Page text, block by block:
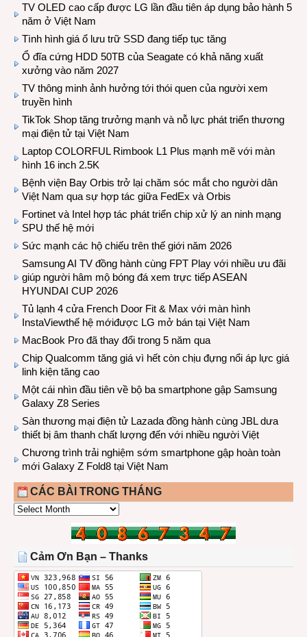
TV OLED cao cấp được LG lần đầu tiên áp dụng bảo hành 5
năm ở Việt Nam
Tình hình giá ổ lưu trữ SSD đang tiếp tục tăng
Ổ đĩa cứng HDD 50TB của Seagate có khả năng xuất
xưởng vào năm 2027
TV thông minh ảnh hưởng tới thói quen của người xem
truyền hình
TikTok Shop tăng trưởng mạnh và nỗ lực phát triển thương
mại điện tử tại Việt Nam
Laptop COLORFUL Rimbook L1 Plus mạnh mẽ với màn
hình 16 inch 2.5K
Bệnh viện Bay Orbis trở lại chăm sóc mắt cho người dân
Việt Nam qua sự hợp tác giữa FedEx và Orbis
Fortinet và Intel hợp tác phát triển chip xử lý an ninh mạng
SPU thế hệ mới
Sức mạnh các hộ chiếu trên thế giới năm 2026
Samsung AI TV đồng hành cùng FPT Play với nhiều ưu đãi
giúp người hâm mộ bóng đá xem trực tiếp ASEAN
HYUNDAI CUP 2026
Tủ lạnh 4 cửa French Door Fit & Max với màn hình
InstaViewthế hệ mớiđược LG mở bán tại Việt Nam
MacBook Pro đã thay đổi trong 5 năm qua
Chip Qualcomm tăng giá vì hết còn chịu đựng nổi áp lực giá
linh kiện tăng cao
Một cái nhìn đầu tiên về bộ ba smartphone gập Samsung
Galaxy Z8 Series
Sàn thương mại điện tử Lazada đồng hành cùng JBL dưa
thiết bị âm thanh chất lượng đến với nhiều người Việt
Chương trình trải nghiệm sớm smartphone gập hoàn toàn
mới Galaxy Z Fold8 tại Việt Nam
CÁC BÀI TRONG THÁNG
CÁC
THÁNG
Cảm Ơn Bạn – Thanks